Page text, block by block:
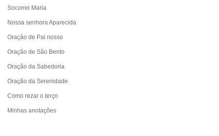
Socorrei Maria
Nossa senhora Aparecida
Oração de Pai nosso
Oração de São Bento
Oração da Sabedoria
Oração da Serenidade
Como rezar o terço
Minhas anotações